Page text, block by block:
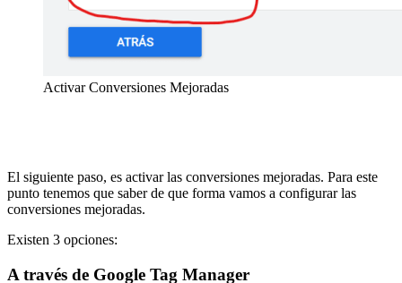
Activar Conversiones Mejoradas
El siguiente paso, es activar las conversiones mejoradas. Para este
punto tenemos que saber de que forma vamos a configurar las
conversiones mejoradas.
Existen 3 opciones:
A través de Google Tag Manager